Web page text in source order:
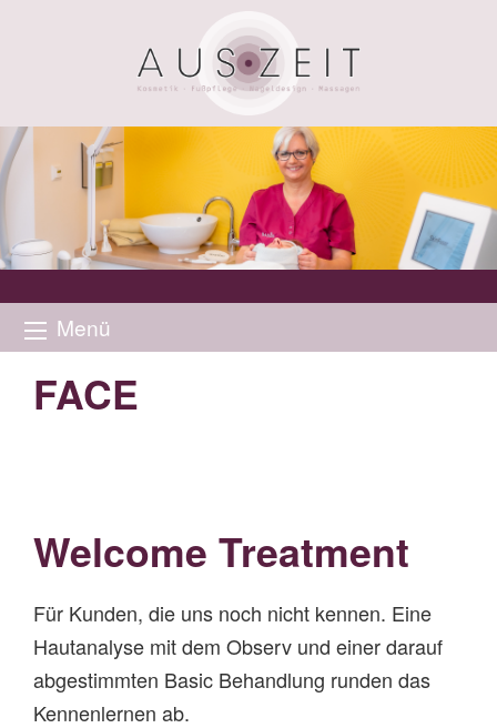
Menü
FACE
Welcome Treatment
Für Kunden, die uns noch nicht kennen. Eine
Hautanalyse mit dem Observ und einer darauf
abgestimmten Basic Behandlung runden das
Kennenlernen ab.